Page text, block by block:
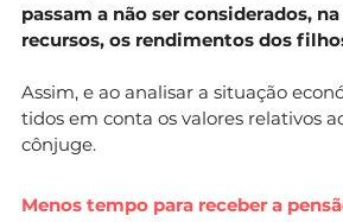
passam a não ser considerados,
recursos, os rendimentos dos
Assim, e ao analisar a situação
tidos em conta os valores relativos
cônjuge.
Menos tempo para receber a